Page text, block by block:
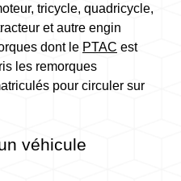
tricycle, quadricycle,
et autre engin
dont le PTAC est
les remorques
pour circuler sur
véhicule